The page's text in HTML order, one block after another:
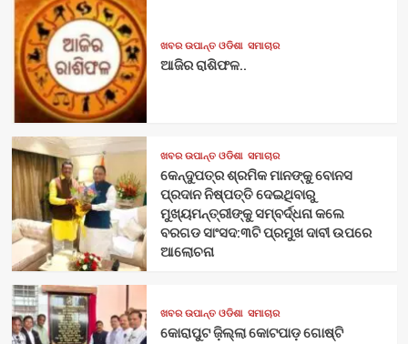
ଖବର ଉପାନ୍ତ ଓଡିଶା ସମାଚାର
ଆଜିର ରାଶିଫଳ..
ଖବର ଉପାନ୍ତ ଓଡିଶା ସମାଚାର
କେନ୍ଦୁପତ୍ର ଶ୍ରମିକ ମାନଙ୍କୁ ବୋନସ
ପ୍ରଦାନ ନିଷ୍ପତ୍ତି ଦେଇଥିବାରୁ
ମୁଖ୍ୟମନ୍ତ୍ରୀଙ୍କୁ ସମ୍ବର୍ଦ୍ଧନା କଲେ
ବରଗଡ ସାଂସଦ:୩ଟି ପ୍ରମୁଖ ଦାବୀ ଉପରେ
ଆଲୋଚନା
ଖବର ଉପାନ୍ତ ଓଡିଶା ସମାଚାର
କୋରାପୁଟ ଜ଼ିଲ୍ଲା କୋଟପାଡ଼ ଗୋଷ୍ଟି